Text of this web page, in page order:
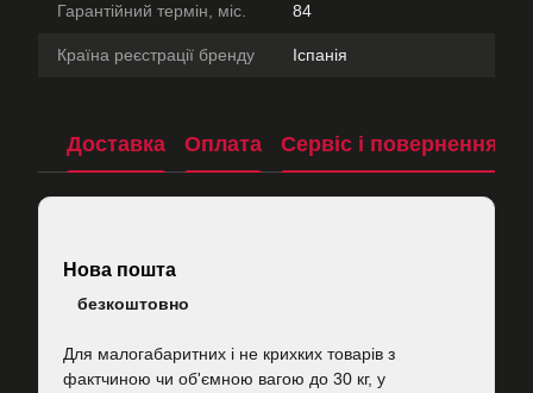
Гарантійний термін, міс. 84
Країна реєстрації бренду Іспанія
Доставка Оплата Сервіс і повернення
Нова пошта
безкоштовно
Для малогабаритних і не крихких товарів з
фактчиною чи об'ємною вагою до 30 кг, у